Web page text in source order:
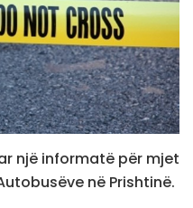
një informatë për mjet
në Prishtinë.